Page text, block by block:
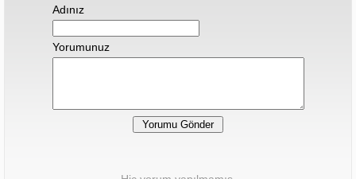
Adınız
Yorumunuz